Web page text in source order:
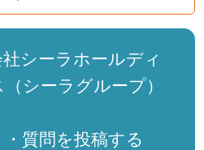
シーラホールディ
シーラグループ）
・質問を投稿する